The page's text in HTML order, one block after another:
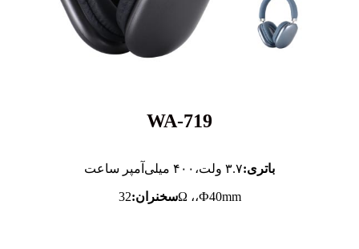
WA-719
باتری:۳.۷ ولت، ۴۰۰ میلی‌آمپر ساعت
سخنران:32Ω ،،Ф40mm